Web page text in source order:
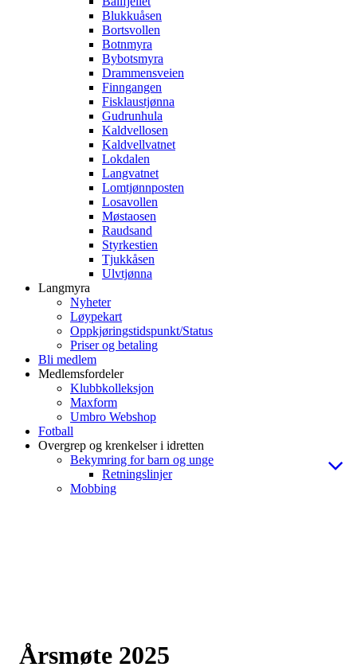
Blukkuåsen
Bortsvollen
Botnmyra
Bybotsmyra
Drammensveien
Finngangen
Fisklaustjønna
Gudrunhula
Kaldvellosen
Kaldvellvatnet
Lokdalen
Langvatnet
Lomtjønnposten
Losavollen
Møstaosen
Raudsand
Styrkestien
Tjukkåsen
Ulvtjønna
Langmyra
Nyheter
Løypekart
Oppkjøringstidspunkt/Status
Priser og betaling
Bli medlem
Medlemsfordeler
Klubbkolleksjon
Maxform
Umbro Webshop
Fotball
Overgrep og krenkelser i idretten
Bekymring for barn og unge
Retningslinjer
Mobbing
Årsmøte 2025